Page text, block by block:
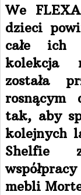
We
dzieci
całe ich
kolekcja
została
rosnącym
tak, aby
kolejnych
Shelfie
mebli